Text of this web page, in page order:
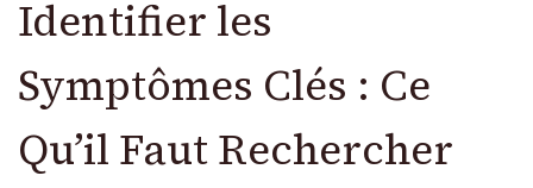
Identifier les
Symptômes Clés : Ce
Qu’il Faut Rechercher